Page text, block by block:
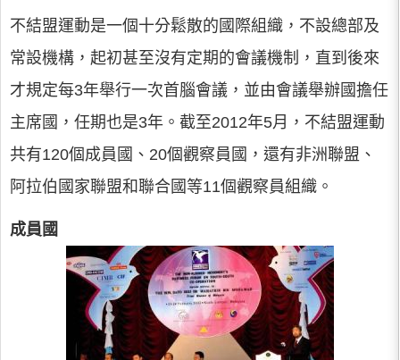
不結盟運動是一個十分鬆散的國際組織，不設總部及
常設機構，起初甚至沒有定期的會議機制，直到後來
才規定每3年舉行一次首腦會議，並由會議舉辦國擔任
主席國，任期也是3年。截至2012年5月，不結盟運動
共有120個成員國、20個觀察員國，還有非洲聯盟、
阿拉伯國家聯盟和聯合國等11個觀察員組織。
成員國